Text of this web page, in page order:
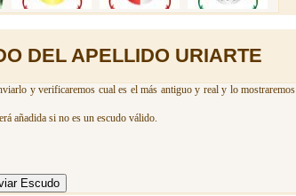
DEL APELLIDO URIARTE
y verificaremos cual es el más antiguo y real y lo mostraremos
añadida si no es un escudo válido.